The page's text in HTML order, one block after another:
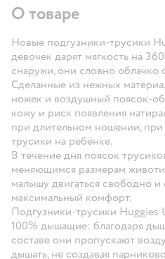
О товаре
Новые подгузники-трусики
девочек дарят мягкость на
снаружи, они словно
Сделанные из нежных
ножек и воздушный поясок-
кожу и риск появления
при длительном ношении,
трусики на ребёнке.
В течение дня поясок
меняющимся размерам
малышу двигаться свободно и
максимальный комфорт.
Подгузники-трусики
100% дышащие: благодаря
составе они пропускают
дышать, не создавая